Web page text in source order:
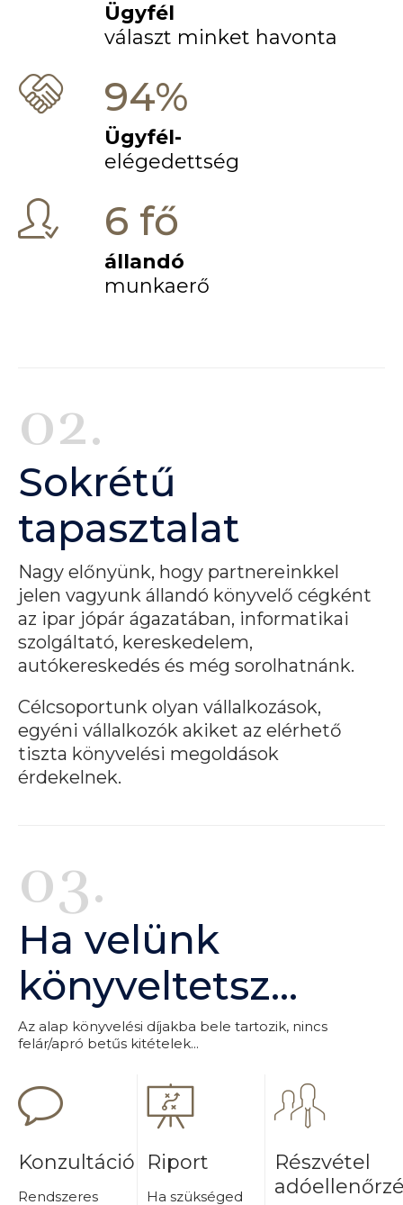
Ügyfél
választ minket havonta
94%
Ügyfél-
elégedettség
6 fő
állandó
munkaerő
02.
Sokrétű
tapasztalat
Nagy előnyünk, hogy partnereinkkel
jelen vagyunk állandó könyvelő cégként
az ipar jópár ágazatában, informatikai
szolgáltató, kereskedelem,
autókereskedés és még sorolhatnánk.
Célcsoportunk olyan vállalkozások,
egyéni vállalkozók akiket az elérhető
tiszta könyvelési megoldások
érdekelnek.
03.
Ha velünk
könyveltetsz...
Az alap könyvelési díjakba bele tartozik, nincs
felár/apró betűs kitételek...
Konzultáció
Rendszeres
Riport
Ha szükséged
Részvétel